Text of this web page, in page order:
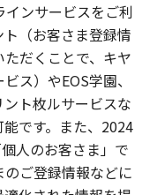
インサービスをご利
（お客さま登録情
だくことで、キヤ
ス）やEOS学園、
ト枚ルサービスな
です。また、2024
人のお客さま」で
ご登録情報などに